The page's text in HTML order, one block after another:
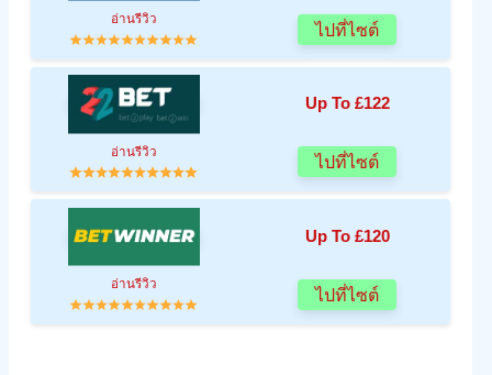
อ่านรีวิว
ไปที่ไซต์
Up To £122
อ่านรีวิว
ไปที่ไซต์
Up To £120
อ่านรีวิว
ไปที่ไซต์